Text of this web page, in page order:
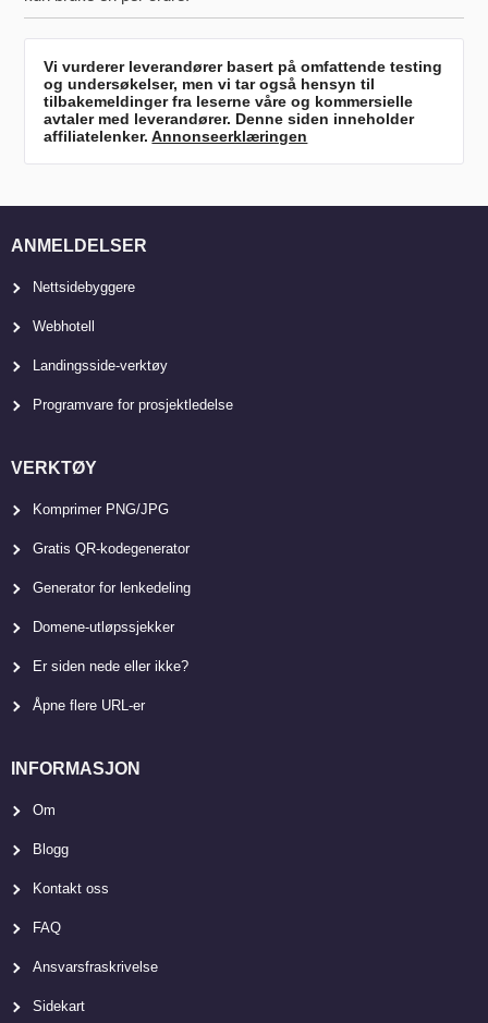
Vi vurderer leverandører basert på omfattende testing
og undersøkelser, men vi tar også hensyn til
tilbakemeldinger fra leserne våre og kommersielle
avtaler med leverandører. Denne siden inneholder
affiliatelenker.Annonseerklæringen
ANMELDELSER
Nettsidebyggere
Webhotell
Landingsside-verktøy
Programvare for prosjektledelse
VERKTØY
Komprimer PNG/JPG
Gratis QR-kodegenerator
Generator for lenkedeling
Domene-utløpssjekker
Er siden nede eller ikke?
Åpne flere URL-er
INFORMASJON
Om
Blogg
Kontakt oss
FAQ
Ansvarsfraskrivelse
Sidekart